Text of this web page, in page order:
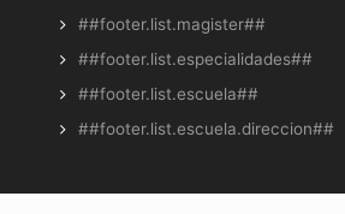
##footer.list.magister##
##footer.list.especialidades##
##footer.list.escuela##
##footer.list.escuela.direccion##